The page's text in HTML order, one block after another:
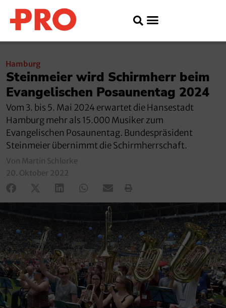
Hamburg
Steinmeier wird Schirmherr beim
Evangelischen Posaunentag 2024
Vom 3. bis 5. Mai 2024 erwartet die Hansestadt
Hamburg mehr als 15.000 Musiker zum
Evangelischen Posaunentag. Bundespräsident
Steinmeier übernimmt die Schirmherrschaft.
Von Martin Schlorke
20. Oktober 2022